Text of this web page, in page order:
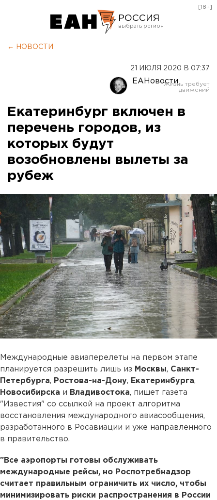
РОССИЯ
Оренбург
[18+]
← НОВОСТИ
21 ИЮЛЯ 2020 В 07:37
ЕАНовости
Екатеринбург включен в
перечень городов, из
которых будут
возобновлены вылеты за
рубеж
Международные авиаперелеты на первом этапе
планируется разрешить лишь из Москвы, Санкт-
Петербурга, Ростова-на-Дону, Екатеринбурга,
Новосибирска и Владивостока, пишет газета
"Известия" со ссылкой на проект алгоритма
восстановления международного авиасообщения,
разработанного в Росавиации и уже направленного
в правительство.
"Все аэропорты готовы обслуживать
международные рейсы, но Роспотребнадзор
считает правильным ограничить их число, чтобы
минимизировать риски распространения в России